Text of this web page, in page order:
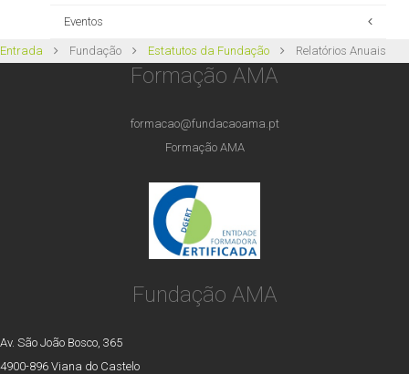
Eventos
Aniversário da Fundação AMA - 18 de junho de 2022
Caminhada Dia Mundial Consciencialização Autismo - 2 de
Entrada Fundação Estatutos da Fundação Relatórios Anuais
Formação AMA
formacao@fundacaoama.pt
Formação AMA
Fundação AMA
Av. São João Bosco, 365
4900-896 Viana do Castelo